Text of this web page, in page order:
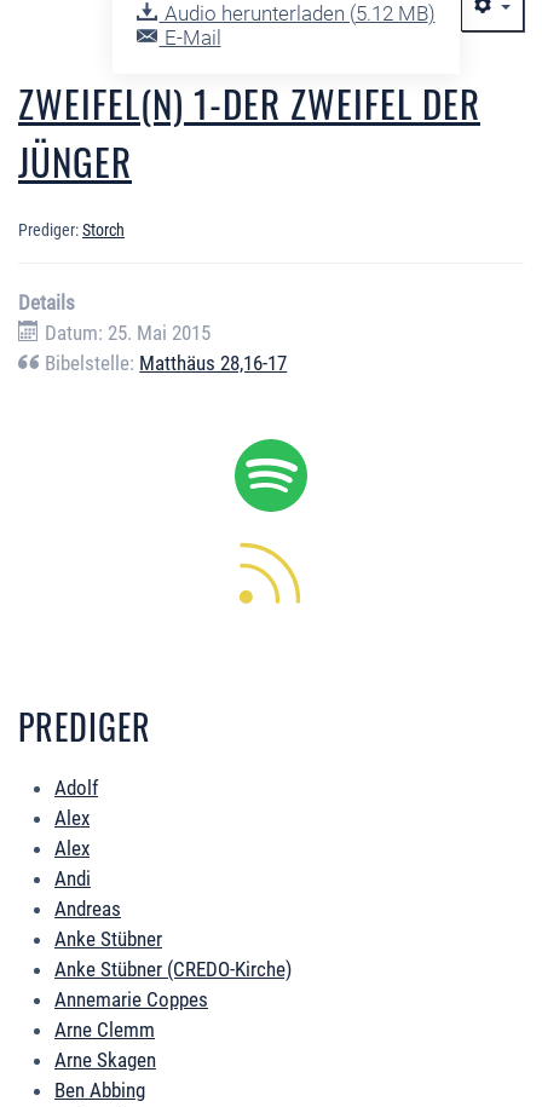
Audio herunterladen (5.12 MB)
E-Mail
ZWEIFEL(N) 1-DER ZWEIFEL DER
JÜNGER
Prediger:Storch
Details
Datum: 25. Mai 2015
Bibelstelle: Matthäus 28,16-17
PREDIGER
Adolf
Alex
Alex
Andi
Andreas
Anke Stübner
Anke Stübner (CREDO-Kirche)
Annemarie Coppes
Arne Clemm
Arne Skagen
Ben Abbing